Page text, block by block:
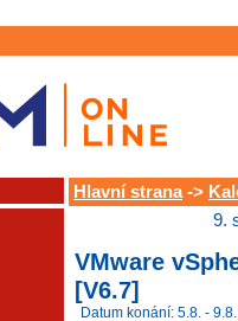
Hlavní strana->
9.
VMware
[V6.7]
Datum konání: 5.8. - 9.8.